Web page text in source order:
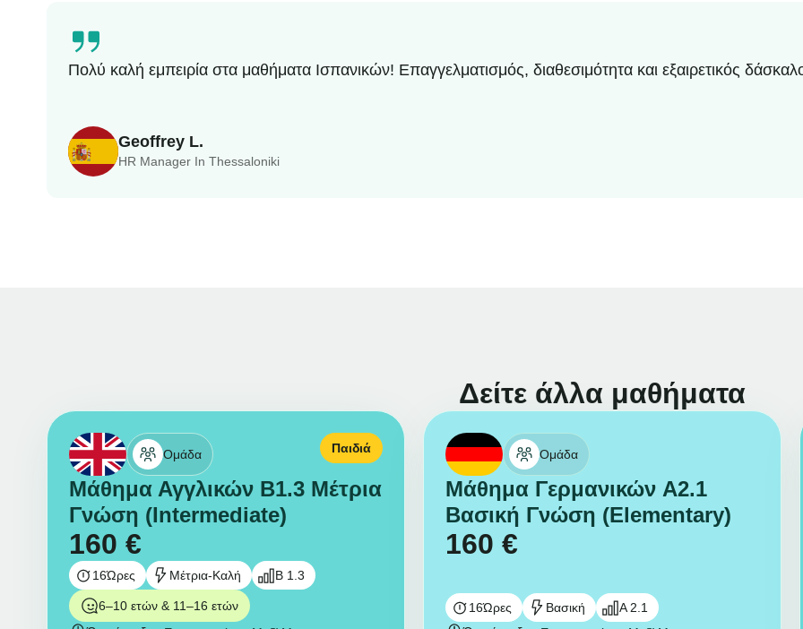
Geoffrey L.
HR Manager In Thessaloniki
Πολύ καλή εμπειρία στα μαθήματα Ισπανικών! Επαγγελματισμός, διαθεσιμότητα και εξαιρετικός
Δείτε άλλα μαθήματα
Ομάδα
Μάθημα Αγγλικών B1.3 Μέτρια
Γνώση (Intermediate)
160 €
Παιδιά
16Ώρες Μέτρια-Καλή B 1.3
6–10 ετών & 11–16 ετών
Ομάδα
Μάθημα Γερμανικών A2.1
Βασική Γνώση (Elementary)
160 €
16Ώρες Βασική
A 2.1